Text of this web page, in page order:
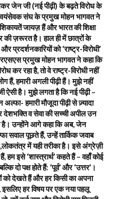
जेन जी (नई पीढ़ी) के बढ़ते विरोध के
स्वयंसेवक संघ के प्रमुख मोहन भागवत ने
जायज़ हैं और भारत की शिक्षा
की ज़रूरत है। हाल ही में छात्रों के
प्रदर्शनकारियों को ‘राष्ट्र-विरोधी’
प्रमुख मोहन भागवत ने कहा कि
कर रहा है, तो वे राष्ट्र-विरोधी नहीं
हैं, हमारी अगली पीढ़ी हैं। मुझे नहीं
ऐसी है। मुझे लगता है कि नई पीढ़ी –
हमारी मौजूदा पीढ़ी से ज़्यादा
देशभक्ति व सेवा की सच्ची अपील उन
उन्होंने आगे कहा कि अब, जेन
सवाल पूछते हैं, उन्हें तार्किक जवाब
में यही तरीका है। इसे अंग्रेज़ी
हम इसे ‘शास्त्रार्थ’ कहते हैं – वहाँ कोई
दो पक्ष होते हैं: ‘पूर्व’ और ‘उत्तर’।
देखते हैं और हर किसी का अपना
इसलिए हर विषय पर एक नया पहलू